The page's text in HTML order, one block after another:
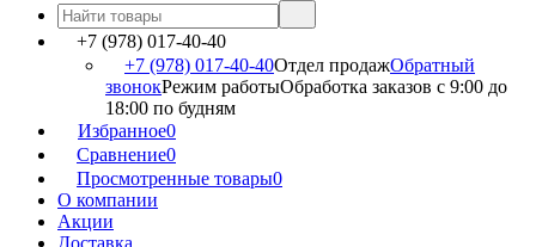
+7 (978) 017-40-40
+7 (978) 017-40-40Отдел продажОбратный
звонокРежим работыОбработка заказов с 9:00 до
18:00 по будням
Избранное0
Сравнение0
Просмотренные товары0
О компании
Акции
Доставка